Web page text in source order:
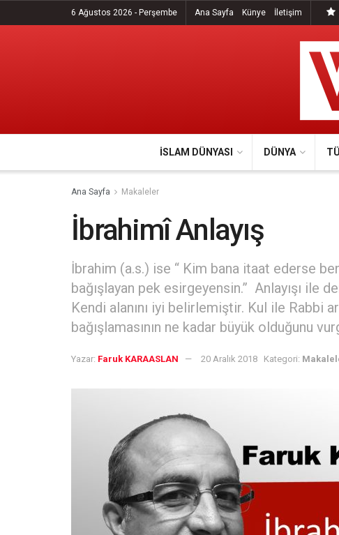
6 Ağustos 2026 - Perşembe Ana Sayfa Künye İletişim
İSLAM DÜNYASI DÜNYA
Ana Sayfa Makaleler
İbrahimî Anlayış
İbrahim (a.s.) ise “ Kim bana itaat ederse
bağışlayan pek esirgeyensin.” Anlayışı ile
Kendi alanını iyi belirlemiştir. Kul ile Rabbi
bağışlamasının ne kadar büyük olduğunu
Yazar: Faruk KARAASLAN 20 Aralık 2018 Kategori: